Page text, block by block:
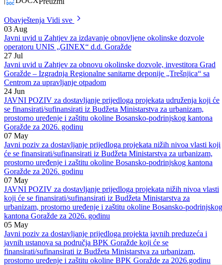
FOČA, Republika Srpska, instalisane snage 118,10 MW
|
DOCX
ObavještenjaVidi sve
03 Aug
Javni uvid u Zahtjev za izdavanje obnovljene okolinske dozvole
operatoru UNIS „GINEX“ d.d. Goražde
27 Jul
Javni uvid u Zahtjev za obnovu okolinske dozvole, investitora Grad
Goražde – Izgradnja Regionalne sanitarne deponije „Trešnjica“ sa
Centrom za upravljanje otpadom
24 Jun
JAVNI POZIV za dostavljanje prijedloga projekata udruženja koji će
se finansirati/sufinansirati iz Budžeta Ministarstva za urbanizam,
prostorno uređenje i zaštitu okoline Bosansko-podrinjskog kantona
Goražde za 2026. godinu
07 May
Javni poziv za dostavljanje prijedloga projekata nižih nivoa vlasti koji
će se finansirati/sufinansirati iz Budžeta Ministarstva za urbanizam,
prostorno uređenje i zaštitu okoline Bosansko-podrinjskog kantona
Goražde za 2026. godinu
07 May
JAVNI POZIV za dostavljanje prijedloga projekata nižih nivoa vlasti
koji će se finansirati/sufinansirati iz Budžeta Ministarstva za
urbanizam, prostorno uređenje i zaštitu okoline Bosansko-podrinjskog
kantona Goražde za 2026. godinu
05 May
Javni poziv za dostavljanje prijedloga projekta javnih preduzeća i